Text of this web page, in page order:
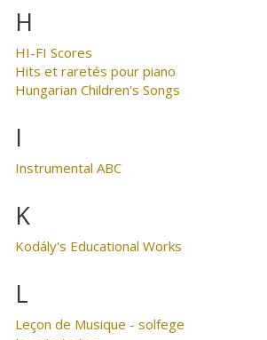
H
HI-FI Scores
Hits et raretés pour piano
Hungarian Children's Songs
I
Instrumental ABC
K
Kodály's Educational Works
L
Leçon de Musique - solfege